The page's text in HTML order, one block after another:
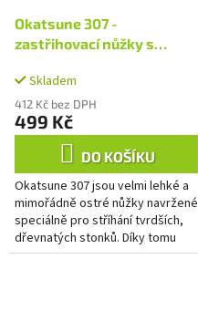
Okatsune 307 -
zastřihovací nůžky s
Skladem
412 Kč bez DPH
499 Kč
DO KOŠÍKU
Okatsune 307 jsou velmi lehké a
mimořádně ostré nůžky navržené
speciálně pro stříhání tvrdších,
dřevnatých stonků. Díky tomu
představují ideální nástroj pro